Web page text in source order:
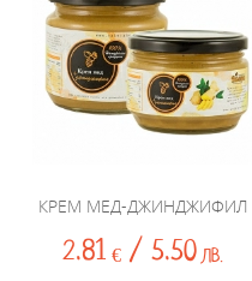
КРЕМ МЕД-ДЖИНДЖИФИЛ
2.81 € / 5.50 ЛВ.